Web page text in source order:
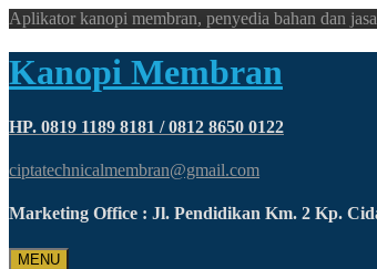
Aplikator kanopi membran, penyedia bahan dan
Kanopi Membran
HP. 0819 1189 8181 / 0812 8650 0122
ciptatechnicalmembran@gmail.com
Marketing Office : Jl. Pendidikan Km. 2 Kp.
MENU